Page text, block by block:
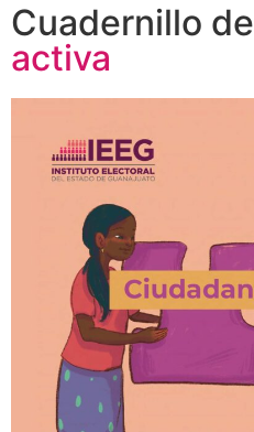
Cuadernillo de
activa